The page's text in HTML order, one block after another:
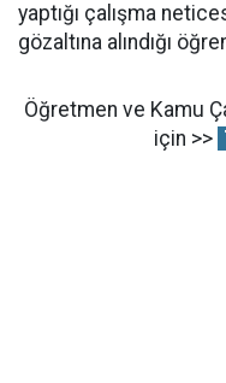
yaptığı çalışma
gözaltına alındığı
Öğretmen ve Kamu
için >>